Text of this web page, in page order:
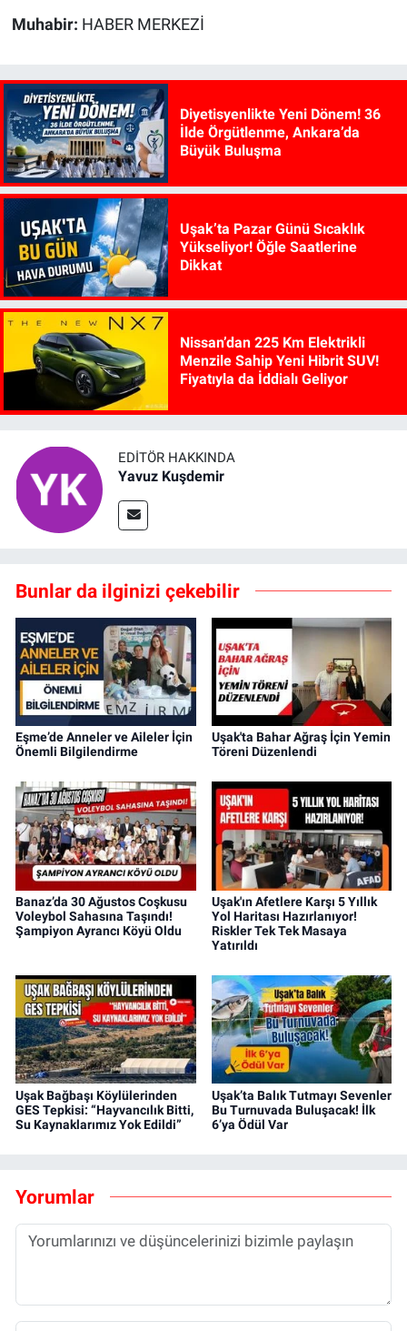
Muhabir: HABER MERKEZİ
Diyetisyenlikte Yeni Dönem! 36
İlde Örgütlenme, Ankara’da
Büyük Buluşma
Uşak’ta Pazar Günü Sıcaklık
Yükseliyor! Öğle Saatlerine
Dikkat
Nissan’dan 225 Km Elektrikli
Menzile Sahip Yeni Hibrit SUV!
Fiyatıyla da İddialı Geliyor
EDITÖR HAKKINDA
Yavuz Kuşdemir
Bunlar da ilginizi çekebilir
Eşme’de Anneler ve Aileler İçin
Önemli Bilgilendirme
Uşak'ta Bahar Ağraş İçin Yemin
Töreni Düzenlendi
Banaz’da 30 Ağustos Coşkusu
Voleybol Sahasına Taşındı!
Şampiyon Ayrancı Köyü Oldu
Uşak'ın Afetlere Karşı 5 Yıllık
Yol Haritası Hazırlanıyor!
Riskler Tek Tek Masaya
Yatırıldı
Uşak Bağbaşı Köylülerinden
GES Tepkisi: “Hayvancılık Bitti,
Su Kaynaklarımız Yok Edildi”
Uşak’ta Balık Tutmayı Sevenler
Bu Turnuvada Buluşacak! İlk
6’ya Ödül Var
Yorumlar